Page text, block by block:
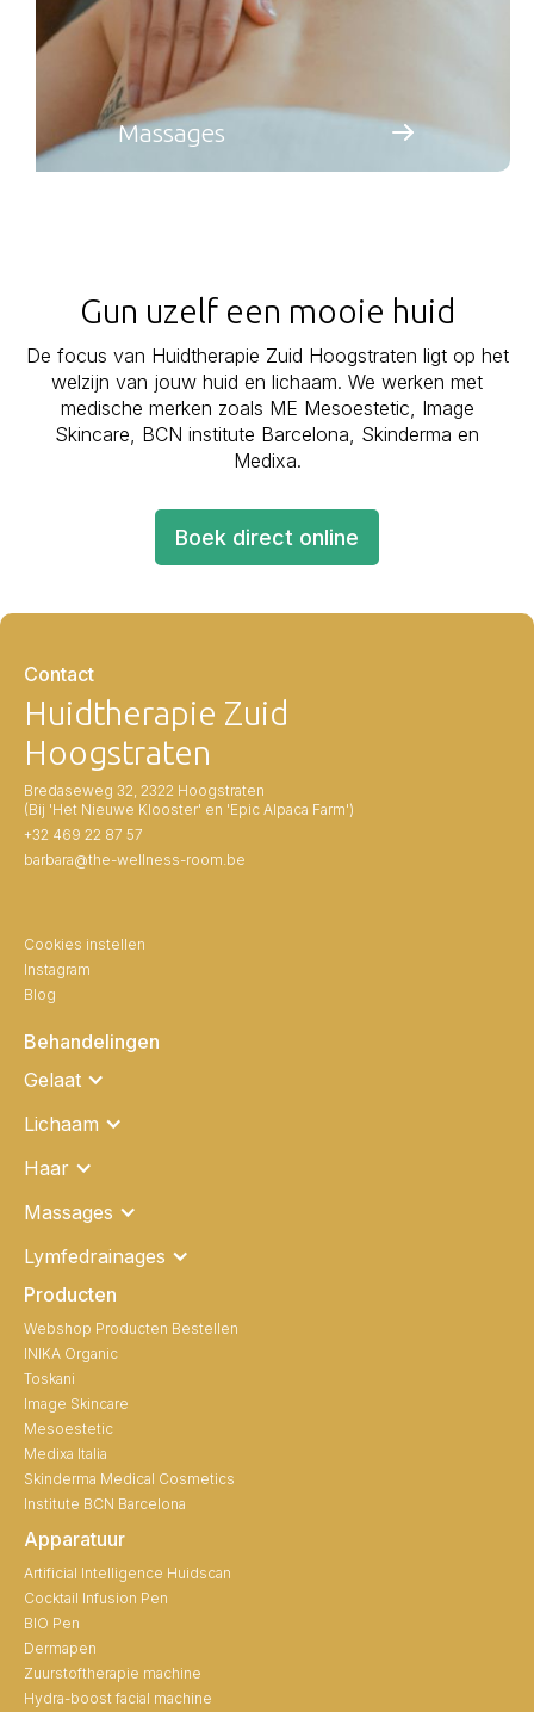
Massages
Gun uzelf een mooie huid
De focus van Huidtherapie Zuid Hoogstraten ligt op het
welzijn van jouw huid en lichaam. We werken met
medische merken zoals ME Mesoestetic, Image
Skincare, BCN institute Barcelona, Skinderma en
Medixa.
Boek direct online
Contact
Huidtherapie Zuid
Hoogstraten
Bredaseweg 32, 2322 Hoogstraten
(Bij 'Het Nieuwe Klooster' en 'Epic Alpaca Farm')
+32 469 22 87 57
barbara@the-wellness-room.be
Cookies instellen
Instagram
Blog
Behandelingen
Gelaat
Lichaam
Haar
Massages
Lymfedrainages
Producten
Webshop Producten Bestellen
INIKA Organic
Toskani
Image Skincare
Mesoestetic
Medixa Italia
Skinderma Medical Cosmetics
Institute BCN Barcelona
Apparatuur
Artificial Intelligence Huidscan
Cocktail Infusion Pen
BIO Pen
Dermapen
Zuurstoftherapie machine
Hydra-boost facial machine